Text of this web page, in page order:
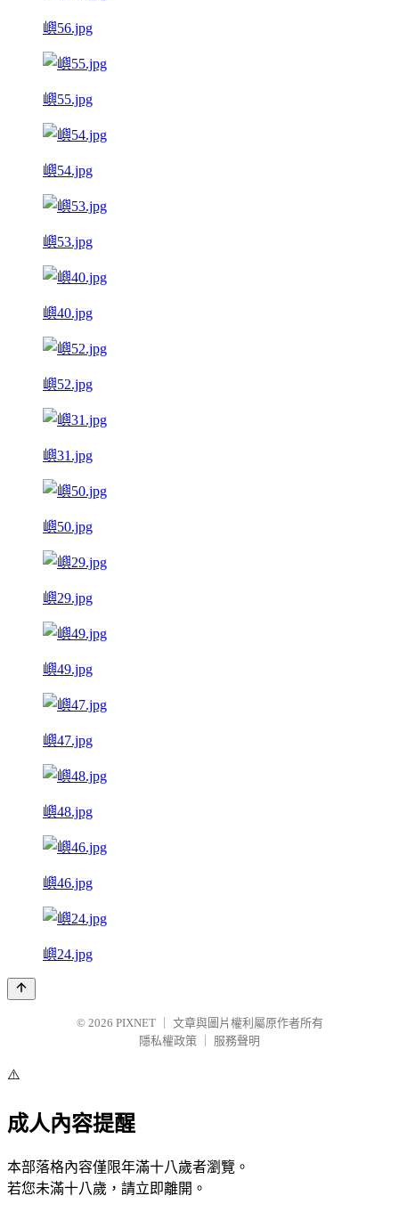
嶼56.jpg
嶼55.jpg
嶼54.jpg
嶼53.jpg
嶼40.jpg
嶼52.jpg
嶼31.jpg
嶼50.jpg
嶼29.jpg
嶼49.jpg
嶼47.jpg
嶼48.jpg
嶼46.jpg
嶼24.jpg
© 2026 PIXNET
文章與圖片權利屬原作者所有
隱私權政策
服務聲明
⚠️
成人內容提醒
本部落格內容僅限年滿十八歲者瀏覽。
若您未滿十八歲，請立即離開。